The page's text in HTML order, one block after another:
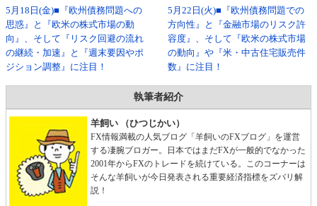
5月18日(金)■『欧州債務問題への
思惑』と『欧米の株式市場の動
向』、そして『リスク回避の流れ
の継続・加速』と『週末要因やポ
ジション調整』に注目！
5月22日(火)■『欧州債務問題での
方向性』と『金融市場のリスク許
容度』、そして『欧米の株式市場
の動向』や『米・中古住宅販売件
数』に注目！
執筆者紹介
羊飼い （ひつじかい）
FX情報満載の人気ブログ「羊飼いのFXブログ」を運営
する凄腕ブロガー。日本ではまだFXが一般的でなかった
2001年からFXのトレードを続けている。このコーナーは
そんな羊飼いが今日発表される重要経済指標をズバリ解
説！